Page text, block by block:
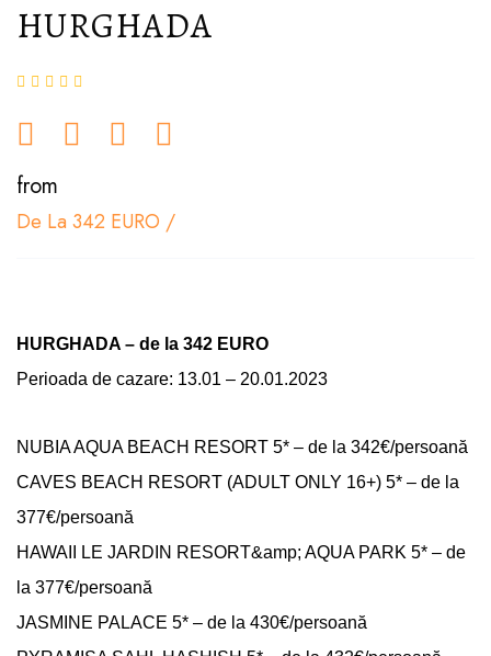
HURGHADA
from
De La 342 EURO /
HURGHADA – de la 342 EURO
Perioada de cazare: 13.01 – 20.01.2023
NUBIA AQUA BEACH RESORT 5* – de la 342€/persoană
CAVES BEACH RESORT (ADULT ONLY 16+) 5* – de la
377€/persoană
HAWAII LE JARDIN RESORT&amp; AQUA PARK 5* – de
la 377€/persoană
JASMINE PALACE 5* – de la 430€/persoană